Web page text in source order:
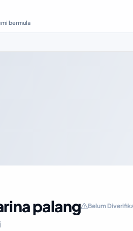
bermula
palang Belum